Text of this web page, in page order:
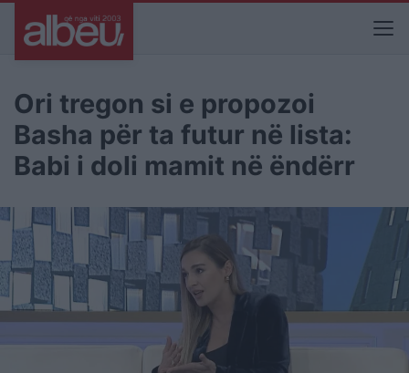
Ori tregon si e propozoi
Basha për ta futur në lista:
Babi i doli mamit në ëndërr